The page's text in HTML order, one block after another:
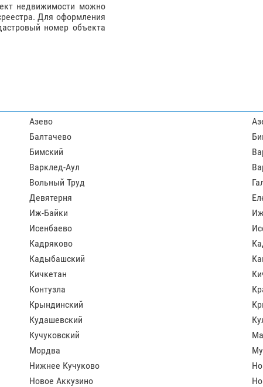
недвижимости можно
Для оформления
номер объекта
Азево
Балтачево
Бимский
Варклед-Аул
Вольный Труд
Девятерня
Иж-Байки
Исенбаево
Кадряково
Кадыбашский
Кичкетан
Контузла
Крындинский
Кудашевский
Кучуковский
Мордва
Нижнее Кучуково
Новое Аккузино